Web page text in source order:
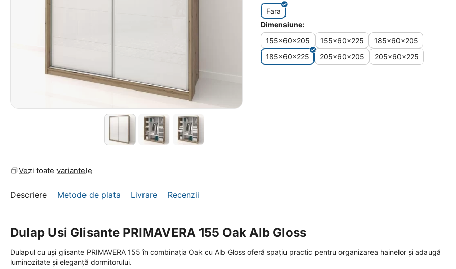
Fara
Dimensiune:
155x60x205
155x60x225
185x60x205
185x60x225
205x60x205 205x60x225
Vezi toate variantele
Descriere Metode de plata Livrare Recenzii
Dulap Usi Glisante PRIMAVERA 155 Oak Alb Gloss
Dulapul cu uși glisante PRIMAVERA 155 în combinația Oak cu Alb Gloss oferă spațiu practic pentru organizarea hainelor și adaugă
luminozitate și eleganță dormitorului.